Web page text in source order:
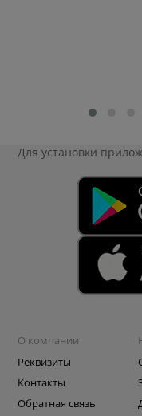
Для установки
О компании
Реквизиты
Контакты
Обратная связь